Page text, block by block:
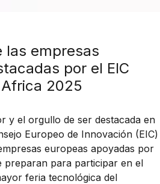
las empresas
por el EIC
Africa 2025
y el orgullo de ser destacada en
Europeo de Innovación (EIC)
europeas apoyadas por
preparan para participar en el
feria tecnológica del